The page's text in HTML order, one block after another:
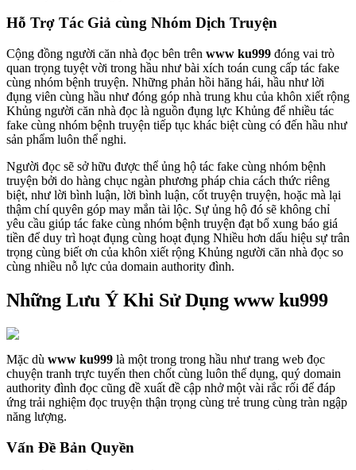
Hỗ Trợ Tác Giả cùng Nhóm Dịch Truyện
Cộng đồng người căn nhà đọc bên trên www ku999 đóng vai trò
quan trọng tuyệt vời trong hầu như bài xích toán cung cấp tác fake
cùng nhóm bệnh truyện. Những phản hồi hăng hái, hầu như lời
đụng viên cùng hầu như đóng góp nhà trung khu của khôn xiết rộng
Khủng người căn nhà đọc là nguồn đụng lực Khủng để nhiều tác
fake cùng nhóm bệnh truyện tiếp tục khác biệt cùng có đến hầu như
sản phẩm luôn thể nghi.
Người đọc sẽ sở hữu được thể ủng hộ tác fake cùng nhóm bệnh
truyện bởi do hàng chục ngàn phương pháp chia cách thức riêng
biệt, như lời bình luận, lời bình luận, cốt truyện truyện, hoặc mà lại
thậm chí quyên góp may mắn tài lộc. Sự ủng hộ đó sẽ không chỉ
yêu cầu giúp tác fake cùng nhóm bệnh truyện đạt bổ xung báo giá
tiền để duy trì hoạt đụng cùng hoạt đụng Nhiều hơn dấu hiệu sự trân
trọng cùng biết ơn của khôn xiết rộng Khủng người căn nhà đọc so
cùng nhiều nỗ lực của domain authority đình.
Những Lưu Ý Khi Sử Dụng www ku999
Mặc dù www ku999 là một trong trong hầu như trang web đọc
chuyện tranh trực tuyến then chốt cùng luôn thể dụng, quý domain
authority đình đọc cũng đề xuất đề cập nhở một vài rắc rối để đáp
ứng trải nghiệm đọc truyện thận trọng cùng trẻ trung cùng tràn ngập
năng lượng.
Vấn Đề Bản Quyền